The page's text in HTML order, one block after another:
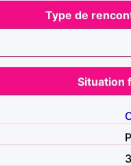
Type de
Situation